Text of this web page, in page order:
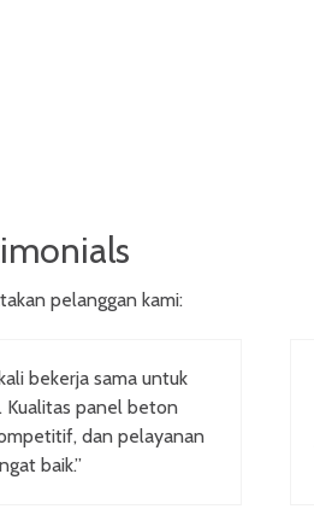
pelanggan kami:
bekerja sama untuk
Kualitas panel beton
dan pelayanan
baik.”